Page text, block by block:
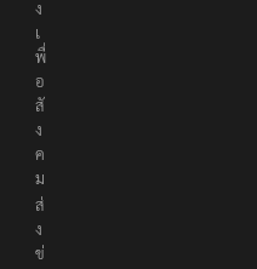
ล
า
ง
เ
พื่
อ
สั
ง
ค
ม
ส่